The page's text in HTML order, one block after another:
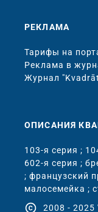
РЕКЛАМА
Тарифы на
Реклама в
Журнал
ОПИСАНИЯ
103-я серия ;
602-я серия ;
; французский
малосемейка ;
copyright 2008 - 2025